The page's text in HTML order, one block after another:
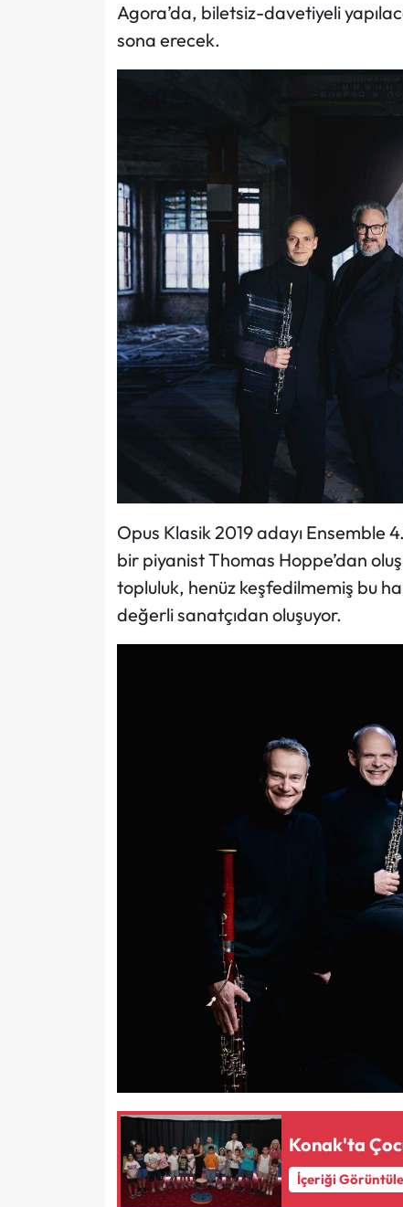
Agora’da, biletsiz-davetiyeli
sona erecek.
Opus Klasik 2019 adayı Ensemble
bir piyanist Thomas Hoppe’dan
topluluk, henüz keşfedilmemiş bu
değerli sanatçıdan oluşuyor.
Konak'ta
İçeriği Görüntüle